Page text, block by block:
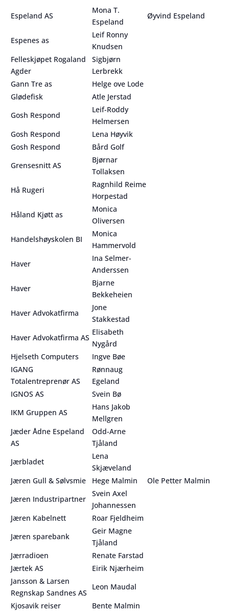
Espeland AS
Mona T.
Espeland
Øyvind Espeland
Espenes as
Leif Ronny
Knudsen
Felleskjøpet Rogaland
Agder
Sigbjørn
Lerbrekk
Gann Tre as
Helge ove Lode
Glødefisk
Atle Jerstad
Gosh Respond
Leif-Roddy
Helmersen
Gosh Respond
Lena Høyvik
Gosh Respond
Bård Golf
Grensesnitt AS
Bjørnar
Tollaksen
Hå Rugeri
Ragnhild Reime
Horpestad
Håland Kjøtt as
Monica
Oliversen
Handelshøyskolen BI
Monica
Hammervold
Haver
Ina Selmer-
Anderssen
Haver
Bjarne
Bekkeheien
Haver Advokatfirma
Jone
Stakkestad
Haver Advokatfirma AS
Elisabeth
Nygård
Hjelseth Computers
Ingve Bøe
IGANG
Totalentreprenør AS
Rønnaug
Egeland
IGNOS AS
Svein Bø
IKM Gruppen AS
Hans Jakob
Mellgren
Jæder Ådne Espeland
AS
Odd-Arne
Tjåland
Jærbladet
Lena
Skjæveland
Jæren Gull & Sølvsmie
Hege Malmin
Ole Petter Malmin
Jæren Industripartner
Svein Axel
Johannessen
Jæren Kabelnett
Roar Fjeldheim
Jæren sparebank
Geir Magne
Tjåland
Jærradioen
Renate Farstad
Jærtek AS
Eirik Njærheim
Jansson & Larsen
Regnskap Sandnes AS
Leon Maudal
Kjosavik reiser
Bente Malmin